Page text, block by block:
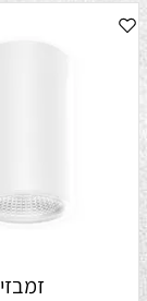
זמבזי